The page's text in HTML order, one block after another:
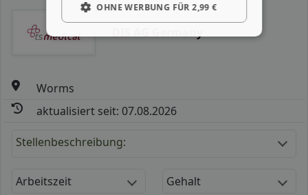
Worms
aktualisiert seit: 07.08.2026
Stellenbeschreibung:
Arbeitszeit Gehalt
OHNE WERBUNG FÜR 2,99 €